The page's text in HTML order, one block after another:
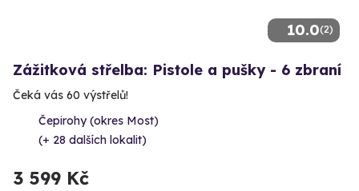
10.0(2)
Zážitková střelba: Pistole a pušky - 6 zbraní
Čeká vás 60 výstřelů!
Čepirohy (okres Most)
(+ 28 dalších lokalit)
3 599 Kč